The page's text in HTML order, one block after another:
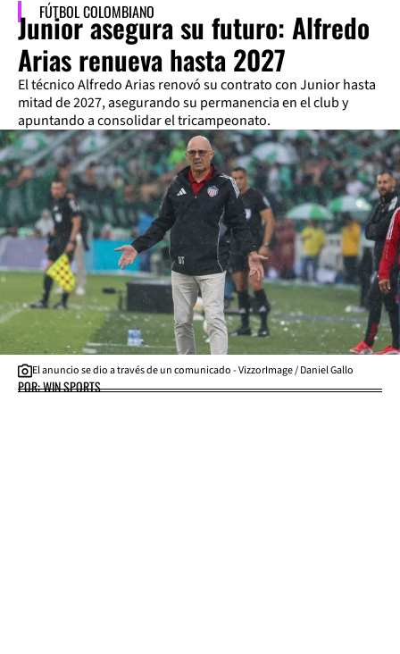
FÚTBOL COLOMBIANO
Junior asegura su futuro: Alfredo
Arias renueva hasta 2027
El técnico Alfredo Arias renovó su contrato con Junior hasta
mitad de 2027, asegurando su permanencia en el club y
apuntando a consolidar el tricampeonato.
El anuncio se dio a través de un comunicado - VizzorImage / Daniel Gallo
POR: WIN SPORTS